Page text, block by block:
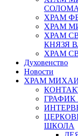
ХРАМ
ХРАМ
ХРАМ
КНЯЗЯ
ХРАМ
Духовенство
Новости
ХРАМ
ШКОЛА